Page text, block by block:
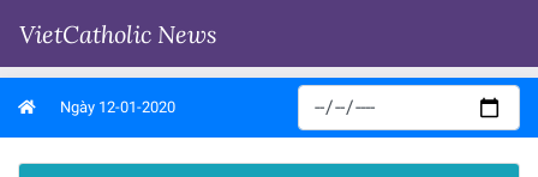
VietCatholic News
Ngày 12-01-2020